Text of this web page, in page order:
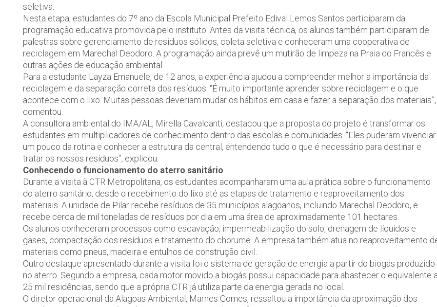
seletiva.
Nesta etapa, estudantes do 7º ano da Escola Municipal Prefeito Edival Lemos Santos participaram da
programação educativa promovida pelo instituto. Antes da visita técnica, os alunos também participaram de
palestras sobre gerenciamento de resíduos sólidos, coleta seletiva e conheceram uma cooperativa de
reciclagem em Marechal Deodoro. A programação ainda prevê um mutirão de limpeza na Praia do Francês e
outras ações de educação ambiental.
Para a estudante Layza Emanuele, de 12 anos, a experiência ajudou a compreender melhor a importância da
reciclagem e da separação correta dos resíduos. “É muito importante aprender sobre reciclagem e o que
acontece com o lixo. Muitas pessoas deveriam mudar os hábitos em casa e fazer a separação dos materiais”,
comentou.
A consultora ambiental do IMA/AL, Mirella Cavalcanti, destacou que a proposta do projeto é transformar os
estudantes em multiplicadores de conhecimento dentro das escolas e comunidades. “Eles puderam vivenciar
um pouco da rotina e conhecer a estrutura da central, entendendo tudo o que é necessário para destinar e
tratar os nossos resíduos”, explicou.
Conhecendo o funcionamento do aterro sanitário
Durante a visita à CTR Metropolitana, os estudantes acompanharam uma aula prática sobre o funcionamento
do aterro sanitário, desde o recebimento do lixo até as etapas de tratamento e reaproveitamento dos
materiais. A unidade de Pilar recebe resíduos de 35 municípios alagoanos, incluindo Marechal Deodoro, e
recebe cerca de mil toneladas de resíduos por dia em uma área de aproximadamente 101 hectares.
Os alunos conheceram processos como escavação, impermeabilização do solo, drenagem de líquidos e
gases, compactação dos resíduos e tratamento do chorume. A empresa também atua no reaproveitamento
materiais como pneus, madeira e entulhos de construção civil.
Outro destaque apresentado durante a visita foi o sistema de geração de energia a partir do biogás produzido
no aterro. Segundo a empresa, cada motor movido a biogás possui capacidade para abastecer o equivalente
25 mil residências, sendo que a própria CTR já utiliza parte da energia gerada no local.
O diretor operacional da Alagoas Ambiental, Marnes Gomes, ressaltou a importância da aproximação dos